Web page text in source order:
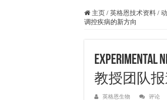
主页 / 英格恩技术资料 /
调控疾病的新方向
教授团队
英格恩生物 评论